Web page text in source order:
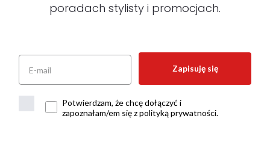
poradach stylisty i promocjach.
Zapisuję się
Potwierdzam, że chcę dołączyć i
zapoznałam/em się z polityką prywatności.